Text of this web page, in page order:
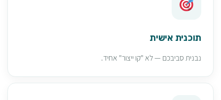
תוכנית אישית
נבנית סביבכם — לא "קו ייצור" אחיד.